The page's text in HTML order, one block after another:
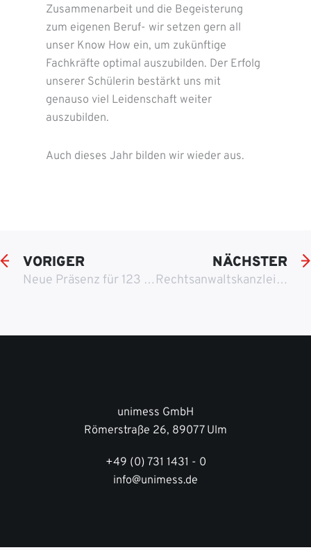
Zusammenarbeit und die Begeisterung
zum eigenen Beruf- wir setzen gern all
unser Know How ein, um zukünftige
Fachkräfte optimal auszubilden. Der Erfolg
unserer Schülerin bestärkt uns mit
genauso viel Leidenschaft weiter
auszubilden.
Auch dieses Jahr bilden wir wieder aus.
VORIGER
Neue Präsenz für 123 Braut & Bräutigam in Viernheim
NÄCHSTER
Rechtsanwaltskanzlei Werwigk & Partner aus Stuttgart
unimess GmbH
Römerstraße 26, 89077 Ulm
+49 (0) 731 1431 - 0
info@unimess.de